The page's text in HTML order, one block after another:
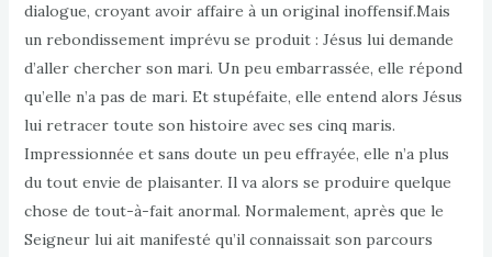
dialogue, croyant avoir affaire à un original inoffensif.Mais
un rebondissement imprévu se produit : Jésus lui demande
d’aller chercher son mari. Un peu embarrassée, elle répond
qu’elle n’a pas de mari. Et stupéfaite, elle entend alors Jésus
lui retracer toute son histoire avec ses cinq maris.
Impressionnée et sans doute un peu effrayée, elle n’a plus
du tout envie de plaisanter. Il va alors se produire quelque
chose de tout-à-fait anormal. Normalement, après que le
Seigneur lui ait manifesté qu’il connaissait son parcours